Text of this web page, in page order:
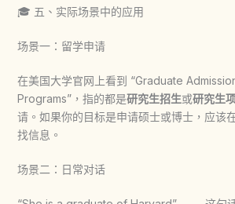
🎓 五、实际场景中的应用
场景一：留学申请
在美国大学官网上看到 “Graduate
Programs”，指的都是研究生招生或研究生
请。如果你的目标是申请硕士或博士，应该
找信息。
场景二：日常对话